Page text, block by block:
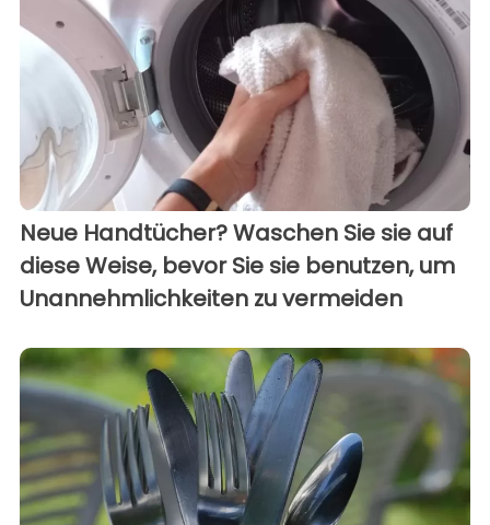
Neue Handtücher? Waschen Sie sie auf
diese Weise, bevor Sie sie benutzen, um
Unannehmlichkeiten zu vermeiden